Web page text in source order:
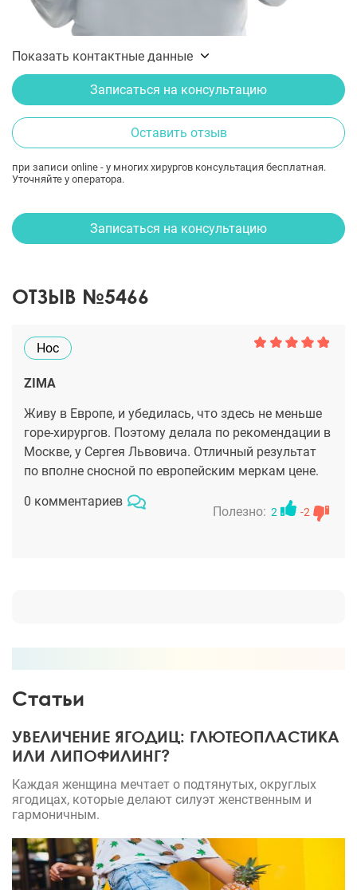
Показать контактные данные
Записаться на консультацию
Оставить отзыв
при записи online - у многих хирургов консультация бесплатная.
Уточняйте у оператора.
Записаться на консультацию
ОТЗЫВ №5466
Нос
ZIMA
Живу в Европе, и убедилась, что здесь не меньше
горе-хирургов. Поэтому делала по рекомендации в
Москве, у Сергея Львовича. Отличный результат
по вполне сносной по европейским меркам цене.
0 комментариев
Полезно: 2 -2
Статьи
УВЕЛИЧЕНИЕ ЯГОДИЦ: ГЛЮТЕОПЛАСТИКА
ИЛИ ЛИПОФИЛИНГ?
Каждая женщина мечтает о подтянутых, округлых
ягодицах, которые делают силуэт женственным и
гармоничным.